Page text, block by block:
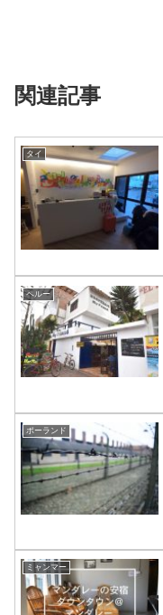
関連記事
タイ
ペルー
ポーランド
ミャンマー